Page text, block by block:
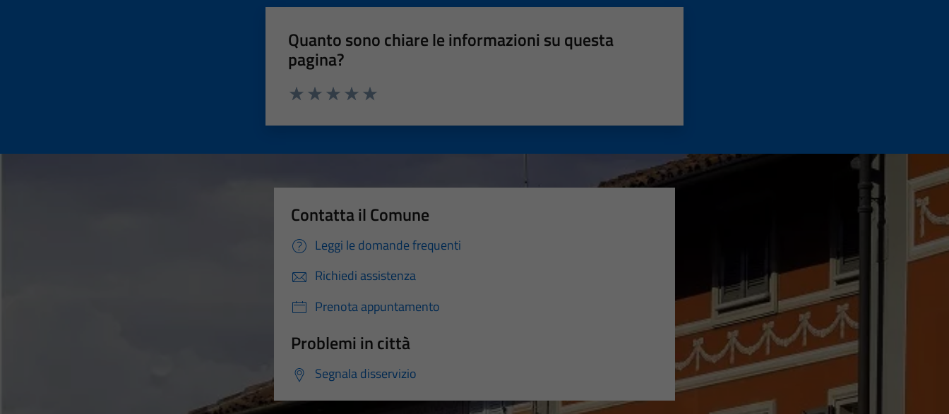
Quanto sono chiare le informazioni su questa
pagina?
Contatta il Comune
Leggi le domande frequenti
Richiedi assistenza
Prenota appuntamento
Problemi in città
Segnala disservizio